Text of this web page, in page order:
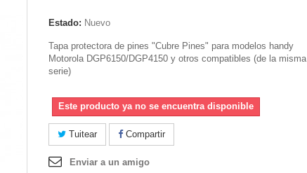
Estado: Nuevo
Tapa protectora de pines "Cubre Pines" para modelos handy
Motorola DGP6150/DGP4150 y otros compatibles (de la misma
serie)
Este producto ya no se encuentra disponible
Tuitear Compartir
Enviar a un amigo